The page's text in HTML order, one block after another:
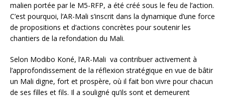
malien portée par le M5-RFP, a été créé sous le feu de l’action.
C’est pourquoi, l’AR-Mali s’inscrit dans la dynamique d’une force
de propositions et d’actions concrètes pour soutenir les
chantiers de la refondation du Mali.
Selon Modibo Koné, l’AR-Mali va contribuer activement à
l’approfondissement de la réflexion stratégique en vue de bâtir
un Mali digne, fort et prospère, où il fait bon vivre pour chacun
de ses filles et fils. Il a souligné qu’ils sont et demeurent